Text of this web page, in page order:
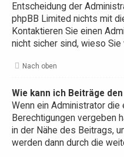
Entscheidung der
phpBB Limited nichts mit
Kontaktieren Sie einen
nicht sicher sind, wieso Sie
Nach oben
Wie kann ich Beiträge
Wenn ein Administrator die
Berechtigungen vergeben
in der Nähe des Beitrags,
werden dann durch die